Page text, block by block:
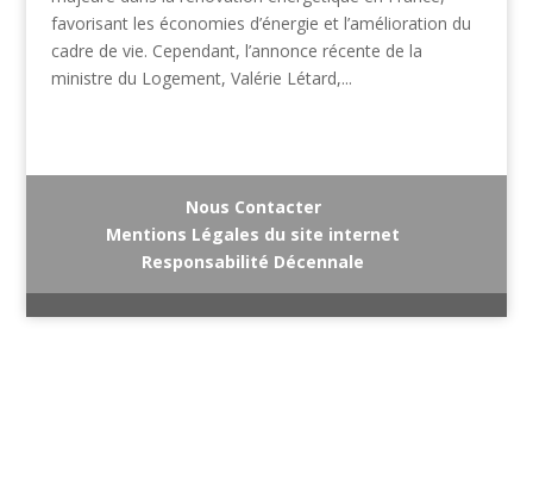
favorisant les économies d’énergie et l’amélioration du
cadre de vie. Cependant, l’annonce récente de la
ministre du Logement, Valérie Létard,...
Nous Contacter
Mentions Légales du site internet
Responsabilité Décennale